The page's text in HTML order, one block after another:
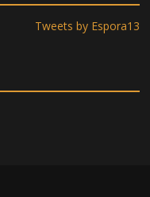
Tweets by Espora13